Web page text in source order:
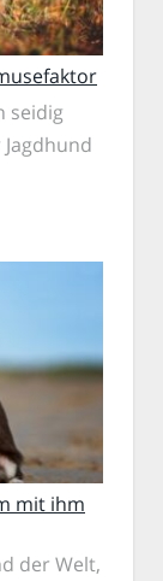
seidig
mit ihm
der Welt,